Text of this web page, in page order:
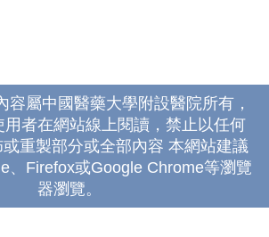
容屬中國醫藥大學附設醫院所有，
用者在網站線上閱讀，禁止以任何
重製部分或全部內容 本網站建議
、Firefox或Google Chrome等瀏覽
器瀏覽。